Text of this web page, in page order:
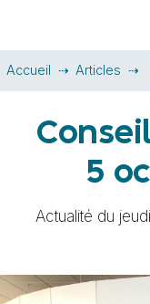
Accueil Articles
5
Actualité du